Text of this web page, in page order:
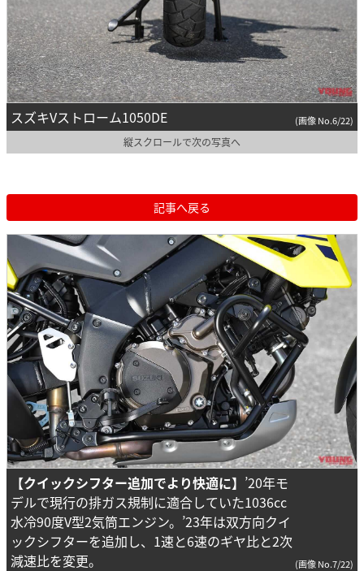
スズキVストローム1050DE (画像 No.6/22)
縦スクロールで次の写真へ
記事へ戻る
【クイックシフター追加でより快適に】 ’20年モ
デルで現行の排ガス規制に適合していた1036cc
水冷90度V型2気筒エンジン。’23年は双方向クイ
ックシフターを追加し、1速と6速のギヤ比と2次
減速比を変更。
(画像 No.7/22)